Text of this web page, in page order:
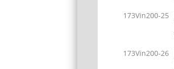
173Vin200-25
173Vin200-26